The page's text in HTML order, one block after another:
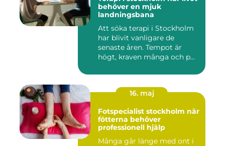
behöver en mjuk
landningsbana
Att söka terapi i Stockholm
har blivit vanligare de
senaste åren. Tempot är
högt, kraven många och p...
16. maj
Fotspecialist stockholm när
fötterna behöver
professionell hjälp
Många går länge med ont i